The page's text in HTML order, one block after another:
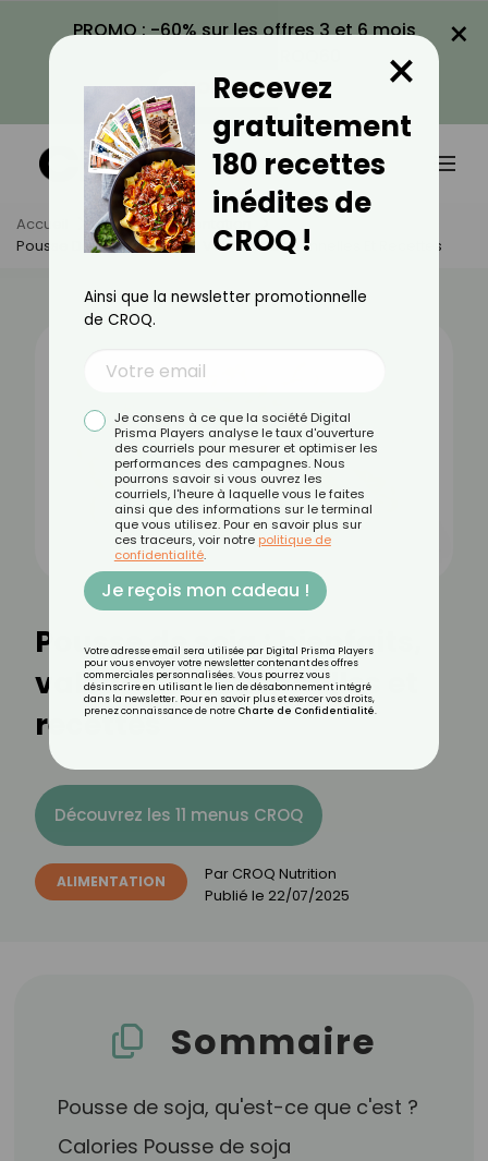
PROMO : -60% sur les offres 3 et 6 mois
VOIR LA PROMO
×
Accueil Actus
Alimentation
Pousse De Soja : Bienfaits, Valeurs Nutritionnelles Et Recettes
Pousse de soja : bienfaits,
valeurs nutritionnelles et
recettes
Découvrez les 11 menus CROQ
ALIMENTATION Par CROQ Nutrition
Publié le 22/07/2025
Sommaire
Pousse de soja, qu'est-ce que c'est ?
Calories Pousse de soja
Recevez
gratuitement
180 recettes
inédites de
CROQ !
×
Ainsi que la newsletter promotionnelle
de CROQ.
Je consens à ce que la société Digital
Prisma Players analyse le taux d'ouverture
des courriels pour mesurer et optimiser les
performances des campagnes. Nous
pourrons savoir si vous ouvrez les
courriels, l'heure à laquelle vous le faites
ainsi que des informations sur le terminal
que vous utilisez. Pour en savoir plus sur
ces traceurs, voir notre politique de
confidentialité.
Je reçois mon cadeau !
Votre adresse email sera utilisée par Digital Prisma Players
pour vous envoyer votre newsletter contenant des offres
commerciales personnalisées. Vous pourrez vous
désinscrire en utilisant le lien de désabonnement intégré
dans la newsletter. Pour en savoir plus et exercer vos droits,
prenez connaissance de notre Charte de Confidentialité.